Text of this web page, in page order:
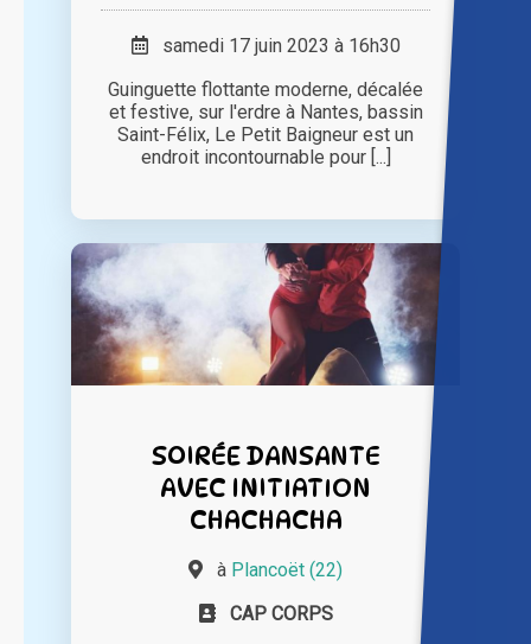
samedi 17 juin 2023 à 16h30
Guinguette flottante moderne, décalée
et festive, sur l'erdre à Nantes, bassin
Saint-Félix, Le Petit Baigneur est un
endroit incontournable pour [...]
SOIRÉE DANSANTE
AVEC INITIATION
CHACHACHA
à Plancoët (22)
CAP CORPS